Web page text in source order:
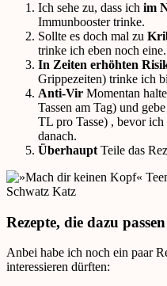
Ich sehe zu, dass ich im
Immunbooster trinke.
Sollte es doch mal zu
trinke ich eben noch eine.
In Zeiten erhöhten
Grippezeiten) trinke ich
Anti-Vir Momentan
Tassen am Tag) und
TL pro Tasse) , bevor
danach.
Überhaupt Teile das
Rezepte, die dazu passen
Anbei habe ich noch ein paar
interessieren dürften: